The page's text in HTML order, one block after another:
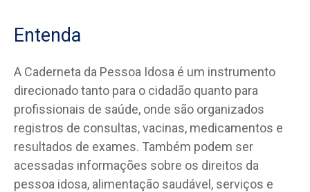
Entenda
A Caderneta da Pessoa Idosa é um instrumento
direcionado tanto para o cidadão quanto para
profissionais de saúde, onde são organizados
registros de consultas, vacinas, medicamentos e
resultados de exames. Também podem ser
acessadas informações sobre os direitos da
pessoa idosa, alimentação saudável, serviços e